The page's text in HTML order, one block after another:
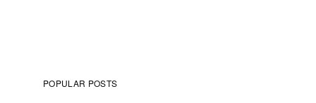
POPULAR POSTS